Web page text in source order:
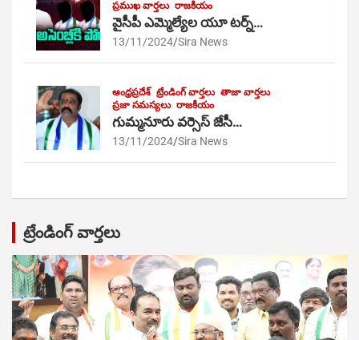
ప్రముఖ వార్తలు రాజకీయం
వైసీపీ ఎమ్మెల్యేల యూ టర్న్…
13/11/2024 Sira News
ఆంధ్రప్రదేశ్ ట్రేండింగ్ వార్తలు తాజా వార్తలు
ప్రజా సమస్యలు రాజకీయం
గుమ్మనూరు వర్సెస్ జేసీ…
13/11/2024 Sira News
ట్రేండింగ్ వార్తలు